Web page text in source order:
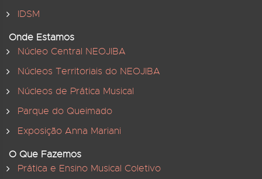
IDSM
Onde Estamos
Núcleo Central NEOJIBA
Núcleos Territoriais do NEOJIBA
Núcleos de Prática Musical
Parque do Queimado
Exposição Anna Mariani
O Que Fazemos
Prática e Ensino Musical Coletivo